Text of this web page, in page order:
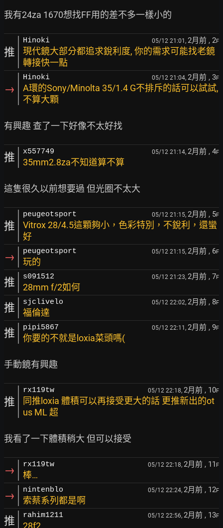
推
Hinoki 05/12 21:01, 2月前 , 2F
現代鏡大部分都追求銳利度, 你的需求可能找老鏡
轉接快一點
→
Hinoki 05/12 21:04, 2月前 , 3F
A環的Sony/Minolta 35/1.4 G不排斥的話可以試試,
不算大顆
推 x557749 05/12 21:14, 2月前 , 4F
35mm2.8za不知道算不算
推
peugeotsport 05/12 21:15, 2月前 , 5F
Vitrox 28/4.5這顆夠小，色彩特別，不銳利，還蠻
好
→ peugeotsport 05/12 21:15, 2月前 , 6F
玩的
推 s091512 05/12 21:23, 2月前 , 7F
28mm f/2如何
推 sjclivelo 05/12 22:02, 2月前 , 8F
福倫達
推 pipi5867 05/12 22:11, 2月前 , 9F
你要的不就是loxia菜頭嗎(
推
rx119tw 05/12 22:18, 2月前 , 10F
同推loxia 體積可以再接受更大的話 更推新出的ot
us ML 超
→ rx119tw 05/12 22:18, 2月前 , 11 F
棒…
→ nintenblo 05/12 22:24, 2月前 , 12F
索蔡系列都是啊
推 rahim1211 05/12 22:56, 2月前 , 13F
28f2